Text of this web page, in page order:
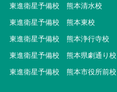
東進衛星予備校 熊本清水校
東進衛星予備校 熊本東校
東進衛星予備校 熊本浄行寺校
東進衛星予備校 熊本県劇通り校
東進衛星予備校 熊本市役所前校